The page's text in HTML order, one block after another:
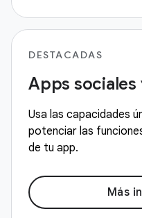
DESTACADAS
Apps sociales
Usa las capacidades
potenciar las
de tu app.
Más